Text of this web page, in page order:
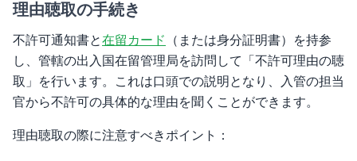
理由聴取の手続き
不許可通知書と在留カード
（または身分証明書）を持参
し、管轄の出入国在留管理局を訪問して「不許可理由の聴
取」を行います。これは口頭での説明となり、入管の担当
官から不許可の具体的な理由を聞くことができます。
理由聴取の際に注意すべきポイント：